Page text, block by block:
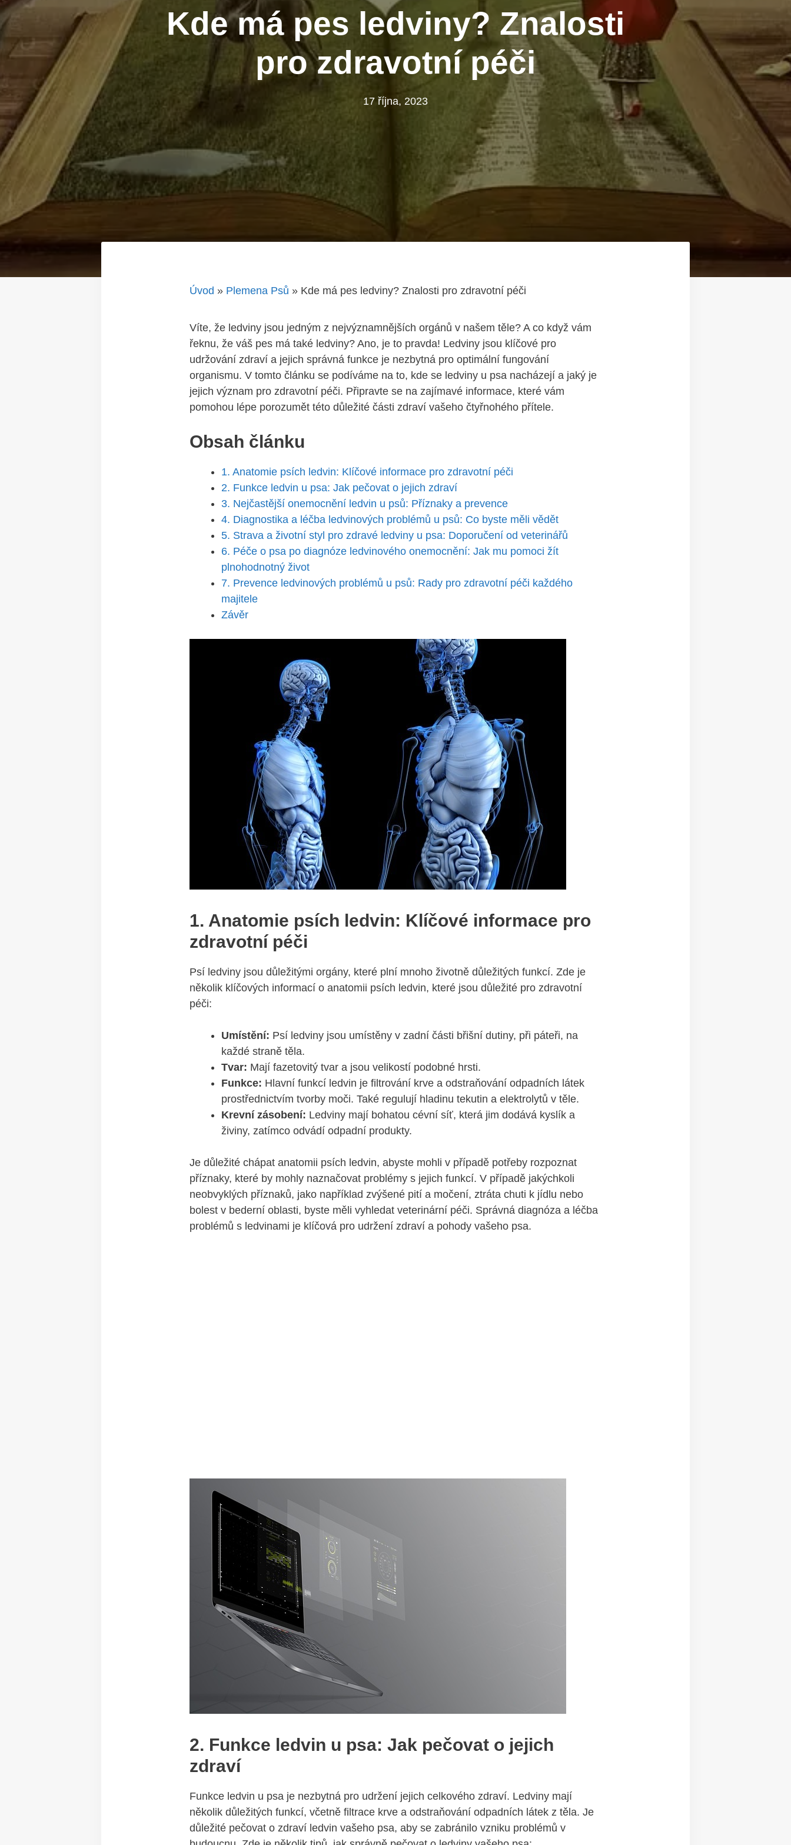
Kde má pes ledviny? Znalosti
pro zdravotní péči
17 října, 2023
Úvod » Plemena Psů » Kde má pes ledviny? Znalosti pro zdravotní péči
Víte,‍ že ledviny ‌jsou jedným z nejvýznamnějších orgánů v našem⁣ těle? A co když vám
řeknu, že váš pes má také ⁢ledviny?​ Ano, je to pravda! ​Ledviny jsou‌ klíčové⁤ pro
udržování zdraví​ a jejich správná funkce je nezbytná pro ​optimální fungování
organismu. V tomto článku se podíváme na‌ to, kde se ‍ledviny u‌ psa nacházejí a jaký je
jejich význam pro zdravotní péči. Připravte se‍ na zajímavé informace, které vám
pomohou lépe porozumět této‍ důležité části ‍zdraví ‌vašeho čtyřnohého přítele.
Obsah článku
1. Anatomie ‌psích ledvin: Klíčové informace pro ‌zdravotní ⁣péči
2. Funkce ledvin u psa: Jak pečovat o jejich ‌zdraví
3. ⁢Nejčastější onemocnění ledvin u ‍psů: Příznaky a prevence
4. Diagnostika a léčba ⁢ledvinových problémů u psů: Co​ byste ‌měli vědět
5. ⁣Strava ⁢a‍ životní styl pro zdravé ledviny u psa: Doporučení od veterinářů
6. Péče o psa po diagnóze ledvinového onemocnění: Jak⁢ mu ⁢pomoci žít
plnohodnotný⁣ život
7. ‌Prevence ⁤ledvinových problémů u psů: Rady ‍pro zdravotní péči každého
⁢majitele
Závěr
1. Anatomie psích ledvin: Klíčové informace pro
‌zdravotní péči
Psí ⁣ledviny jsou důležitými orgány, které plní mnoho životně důležitých funkcí. Zde je
několik klíčových informací⁤ o anatomii psích ledvin, které jsou důležité pro zdravotní
péči:
Umístění: Psí ⁤ledviny jsou umístěny v zadní části břišní⁣ dutiny,⁢ při páteři, ⁤na⁢
každé straně těla.
Tvar: Mají fazetovitý ‌tvar a ‌jsou‍ velikostí⁢ podobné hrsti.
Funkce: Hlavní funkcí‌ ledvin je ‍filtrování krve a odstraňování odpadních látek
prostřednictvím⁣ tvorby moči. Také ​regulují hladinu tekutin a elektrolytů‌ v těle.
Krevní ‌zásobení: Ledviny​ mají bohatou cévní síť, která jim dodává‌ kyslík a ​
živiny, zatímco ‌odvádí‌ odpadní ⁣produkty.
Je ⁤důležité chápat anatomii psích ⁤ledvin, abyste ‌mohli v‌ případě potřeby rozpoznat
příznaky, které by mohly⁢ naznačovat ⁣problémy s⁣ jejich funkcí. V případě jakýchkoli
⁤neobvyklých ‍příznaků, jako například zvýšené pití​ a ⁢močení, ‍ztráta chuti k ⁢jídlu⁢ nebo⁤
bolest v bederní oblasti, byste měli ​vyhledat‌ veterinární péči. Správná diagnóza a léčba
⁣problémů‌ s ledvinami je klíčová pro udržení‌ zdraví a pohody vašeho psa.
2. Funkce ​ledvin u psa: Jak ⁣pečovat o jejich
zdraví
Funkce​ ledvin u psa je ⁣nezbytná⁢ pro udržení ⁣jejich celkového zdraví.​ Ledviny mají
několik důležitých​ funkcí, včetně filtrace krve a odstraňování odpadních látek z těla. Je
důležité pečovat o zdraví ledvin vašeho psa, aby ‍se zabránilo vzniku problémů v⁣